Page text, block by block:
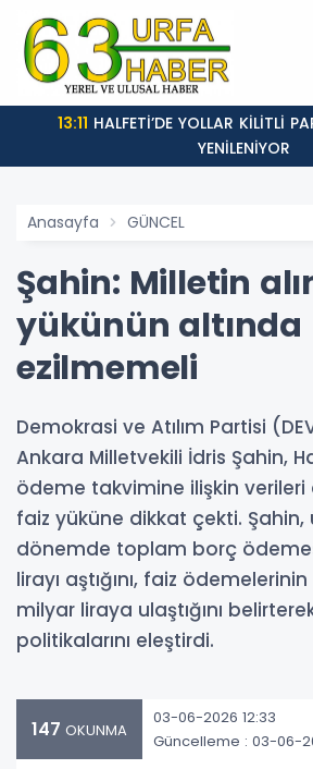
13:11
YENİLENİYOR
Anasayfa GÜNCEL
Şahin: Milletin
yükünün altında
ezilmemeli
Demokrasi ve Atılım Partisi
Ankara Milletvekili İdris Şahin,
ödeme takvimine ilişkin
faiz yüküne dikkat çekti. Şahin,
dönemde toplam borç
lirayı aştığını, faiz
milyar liraya ulaştığını
politikalarını eleştirdi.
147 OKUNMA
03-06-2026 12:33
Güncelleme : 03-06-